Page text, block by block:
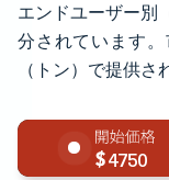
エンドユーザー別
分されています
（トン）で提供さ
4750